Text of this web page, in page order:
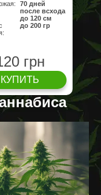
70 дней
после всхода
до 120 см
до 200 гр
грн
КУПИТЬ